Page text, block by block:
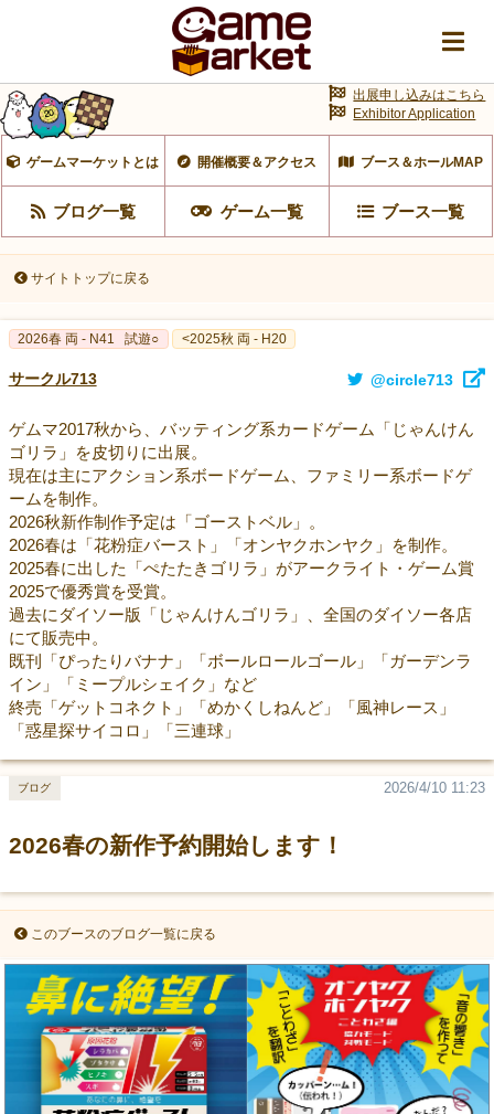
ゲームマーケットとは 開催概要＆アクセス ブース＆ホールMAP
ブログ一覧 ゲーム一覧 ブース一覧
出展申し込みはこちら
Exhibitor Application
サイトトップに戻る
2026春 両 - N41 試遊○ <2025秋 両 - H20
サークル713 @circle713
ゲムマ2017秋から、バッティング系カードゲーム「じゃんけん
ゴリラ」を皮切りに出展。
現在は主にアクション系ボードゲーム、ファミリー系ボードゲ
ームを制作。
2026秋新作制作予定は「ゴーストベル」。
2026春は「花粉症バースト」「オンヤクホンヤク」を制作。
2025春に出した「ぺたたきゴリラ」がアークライト・ゲーム賞
2025で優秀賞を受賞。
過去にダイソー版「じゃんけんゴリラ」、全国のダイソー各店
にて販売中。
既刊「ぴったりバナナ」「ボールロールゴール」「ガーデンラ
イン」「ミープルシェイク」など
終売「ゲットコネクト」「めかくしねんど」「風神レース」
「惑星探サイコロ」「三連球」
2026春の新作予約開始します！
2026/4/10 11:23
ブログ
このブースのブログ一覧に戻る